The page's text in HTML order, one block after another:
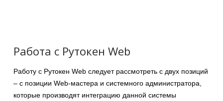
Работа с Рутокен Web
Работу с Рутокен Web следует рассмотреть с двух позиций
– с позиции Web-мастера и системного администратора,
которые производят интеграцию данной системы